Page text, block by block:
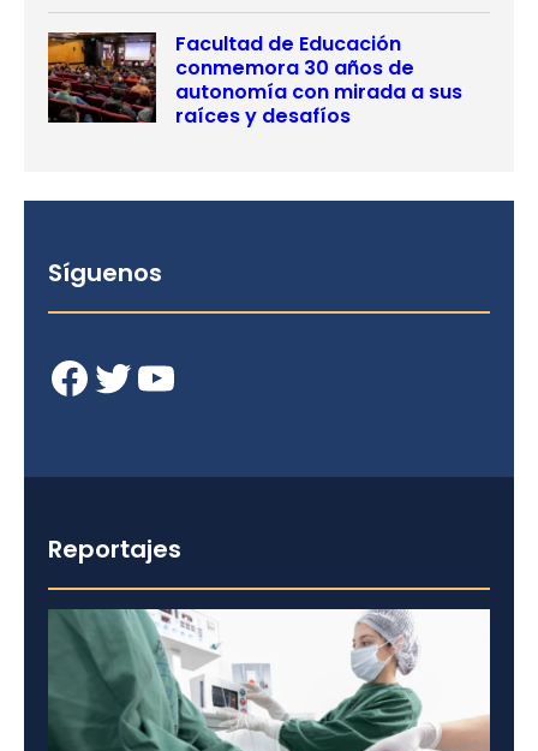
Facultad de Educación
conmemora 30 años de
autonomía con mirada a sus
raíces y desafíos
Síguenos
Facebook Twitter YouTube
Reportajes